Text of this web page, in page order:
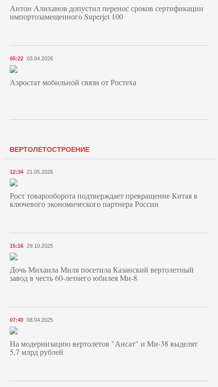
Антон Алиханов допустил перенос сроков сертификации
импортозамещенного Superjet 100
05:22 03.04.2026
Аэростат мобильной связи от Ростеха
ВЕРТОЛЕТОСТРОЕНИЕ
12:34 21.05.2026
Рост товарооборота подтверждает превращение Китая в
ключевого экономического партнера России
15:16 29.10.2025
Дочь Михаила Миля посетила Казанский вертолетный
завод в честь 60-летнего юбилея Ми-8
07:40 08.04.2025
На модернизацию вертолетов "Ансат" и Ми-38 выделят
5,7 млрд рублей